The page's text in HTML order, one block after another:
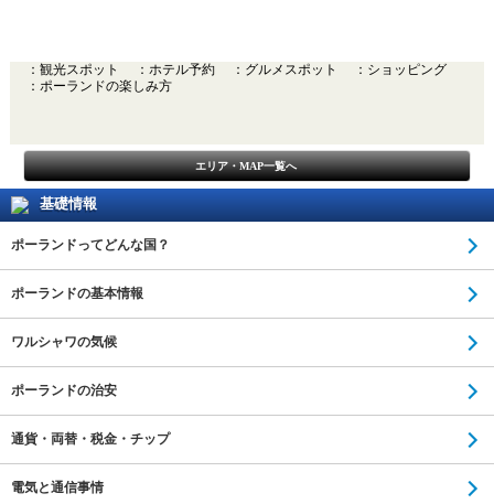
：観光スポット ：ホテル予約 ：グルメスポット
：ショッピング
：ポーランドの楽しみ方
エリア・MAP一覧へ
基礎情報
ポーランドってどんな国？
ポーランドの基本情報
ワルシャワの気候
ポーランドの治安
通貨・両替・税金・チップ
電気と通信事情